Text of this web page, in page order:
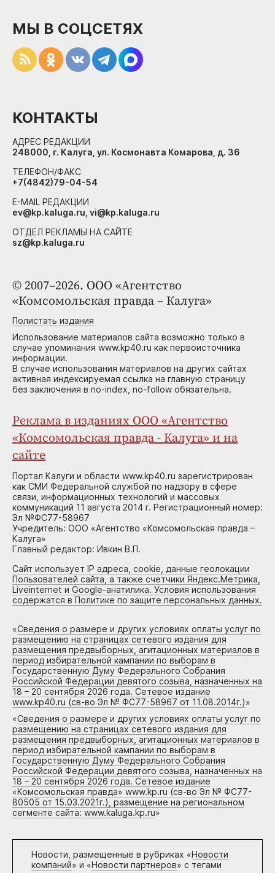
© 2007–2026. ООО «Агентство
«Комсомольская правда – Калуга»
Полистать издания
Использование материалов сайта возможно только в
случае упоминания www.kp40.ru как первоисточника
информации.
В случае использования материалов на других сайтах
активная индексируемая ссылка на главную страницу
без заключения в no-index, no-follow обязательна.
Реклама в изданиях ООО «Агентство
«Комсомольская правда - Калуга» и на
сайте
Портал Калуги и области www.kp40.ru зарегистрирован
как СМИ Федеральной службой по надзору в сфере
связи, информационных технологий и массовых
коммуникаций 11 августа 2014 г. Регистрационный номер:
Эл №ФС77-58967
Учредитель: ООО «Агентство «Комсомольская правда –
Калуга»
Главный редактор: Ивкин В.П.
Сайт использует IP адреса, cookie, данные геолокации
Пользователей сайта, а также счетчики Яндекс.Метрика,
Liveinternet и Google-анатилика. Условия использования
содержатся в Политике по защите персональных данных.
«Сведения о размере и других условиях оплаты услуг по
размещению на страницах сетевого издания для
размещения предвыборных, агитационных материалов в
период избирательной кампании по выборам в
Государственную Думу Федерального Собрания
Российской Федерации девятого созыва, назначенных на
18 – 20 сентября 2026 года. Сетевое издание
www.kp40.ru (св-во Эл № ФС77-58967 от 11.08.2014г.)»
«Сведения о размере и других условиях оплаты услуг по
размещению на страницах сетевого издания для
размещения предвыборных, агитационных материалов в
период избирательной кампании по выборам в
Государственную Думу Федерального Собрания
Российской Федерации девятого созыва, назначенных на
18 – 20 сентября 2026 года. Сетевое издание
«Комсомольская правда» www.kp.ru (св-во Эл № ФС77-
80505 от 15.03.2021г.), размещение на региональном
сегменте сайта: www.kaluga.kp.ru»
Новости, размещенные в рубриках «Новости
компаний» и «Новости партнеров» с тегами
МЫ В СОЦСЕТЯХ
КОНТАКТЫ
АДРЕС РЕДАКЦИИ
248000, г. Калуга, ул. Космонавта Комарова, д. 36
ТЕЛЕФОН/ФАКС
+7(4842)79-04-54
E-MAIL РЕДАКЦИИ
ev@kp.kaluga.ru, vi@kp.kaluga.ru
ОТДЕЛ РЕКЛАМЫ НА САЙТЕ
sz@kp.kaluga.ru